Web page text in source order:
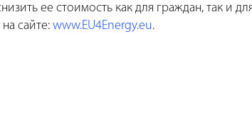
ее стоимость как для граждан, так и
сайте: www.EU4Energy.eu.